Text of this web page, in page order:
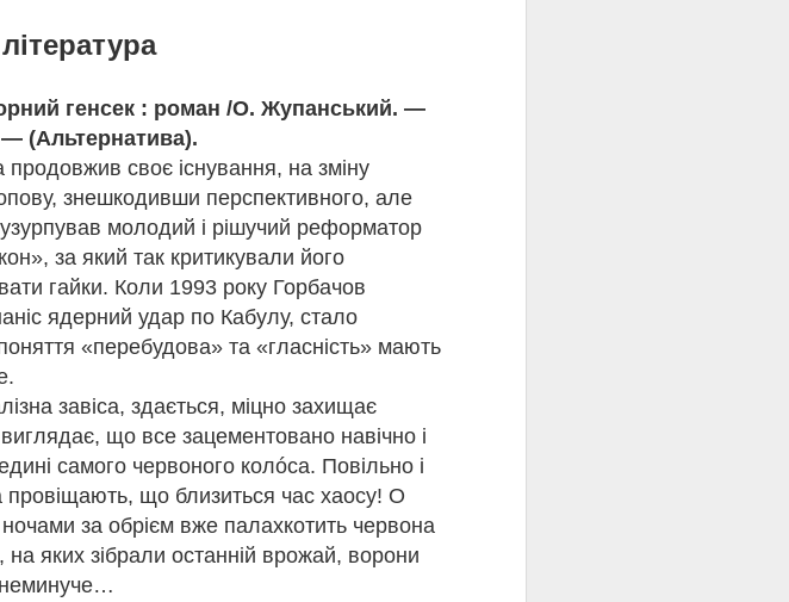
генсек : роман /О. Жупанський. —
(Альтернатива).
своє існування, на зміну
знешкодивши перспективного, але
молодий і рішучий реформатор
за який так критикували його
гайки. Коли 1993 року Горбачов
ядерний удар по Кабулу, стало
«перебудова» та «гласність» мають
завіса, здається, міцно захищає
що все зацементовано навічно і
самого червоного колóса. Повільно і
провіщають, що близиться час хаосу! О
за обрієм вже палахкотить червона
яких зібрали останній врожай, ворони
сиділа і звідси йде на розстріл Олена Теліга».
Яру. Їй було лише 35 років.
побачила світ збірка «Душа на сторожі»,
і сьогодні звучить напрочуд сучасно. Саме
має міцний духовний фундамент. Її творчість і
сучасні українські письменники, зберігаючи силу
, опубліковано3 weeks ago тому